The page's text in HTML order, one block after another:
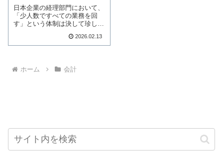
日本企業の経理部門において、
「少人数ですべての業務を回
す」という体制は決して珍しい
2026.02.13
ホーム 会計